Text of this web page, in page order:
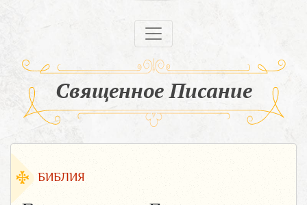
Священное Писание
БИБЛИЯ